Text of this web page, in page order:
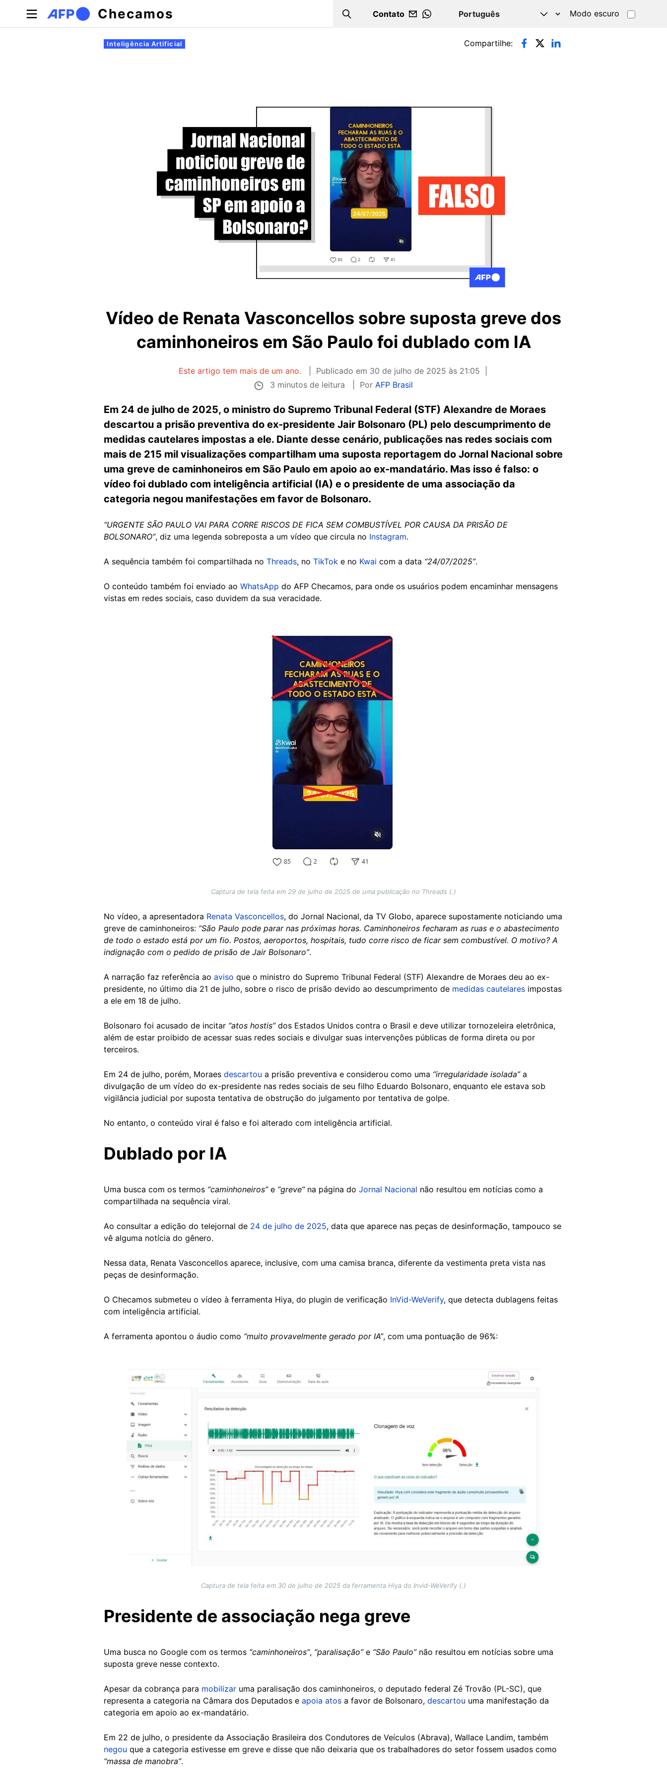
Pular para o conteúdo principal
Checamos Search
Contato
WHATSAPP
Modo escuro
Abas primárias
Inteligência Artificial Compartilhe:
Vídeo de Renata Vasconcellos sobre suposta greve dos
caminhoneiros em São Paulo foi dublado com IA
Este artigo tem mais de um ano. Publicado em 30 de julho de 2025 às 21:05
3 minutos de leitura
Por AFP Brasil
Em 24 de julho de 2025, o ministro do Supremo Tribunal Federal (STF) Alexandre de Moraes
descartou a prisão preventiva do ex-presidente Jair Bolsonaro (PL) pelo descumprimento de
medidas cautelares impostas a ele. Diante desse cenário, publicações nas redes sociais com
mais de 215 mil visualizações compartilham uma suposta reportagem do Jornal Nacional sobre
uma greve de caminhoneiros em São Paulo em apoio ao ex-mandatário. Mas isso é falso: o
vídeo foi dublado com inteligência artificial (IA) e o presidente de uma associação da
categoria negou manifestações em favor de Bolsonaro.
“URGENTE SÃO PAULO VAI PARA CORRE RISCOS DE FICA SEM COMBUSTÍVEL POR CAUSA DA PRISÃO DE
BOLSONARO”, diz uma legenda sobreposta a um vídeo que circula no Instagram.
A sequência também foi compartilhada no Threads, no TikTok e no Kwai com a data “24/07/2025”.
O conteúdo também foi enviado ao WhatsApp do AFP Checamos, para onde os usuários podem encaminhar mensagens
vistas em redes sociais, caso duvidem da sua veracidade.
Captura de tela feita em 29 de julho de 2025 de uma publicação no Threads (.)
No vídeo, a apresentadora Renata Vasconcellos, do Jornal Nacional, da TV Globo, aparece supostamente noticiando uma
greve de caminhoneiros: “São Paulo pode parar nas próximas horas. Caminhoneiros fecharam as ruas e o abastecimento
de todo o estado está por um fio. Postos, aeroportos, hospitais, tudo corre risco de ficar sem combustível. O motivo? A
indignação com o pedido de prisão de Jair Bolsonaro”.
A narração faz referência ao aviso que o ministro do Supremo Tribunal Federal (STF) Alexandre de Moraes deu ao ex-
presidente, no último dia 21 de julho, sobre o risco de prisão devido ao descumprimento de medidas cautelares impostas
a ele em 18 de julho.
Bolsonaro foi acusado de incitar “atos hostis” dos Estados Unidos contra o Brasil e deve utilizar tornozeleira eletrônica,
além de estar proibido de acessar suas redes sociais e divulgar suas intervenções públicas de forma direta ou por
terceiros.
Em 24 de julho, porém, Moraes descartou a prisão preventiva e considerou como uma “irregularidade isolada”a
divulgação de um vídeo do ex-presidente nas redes sociais de seu filho Eduardo Bolsonaro, enquanto ele estava sob
vigilância judicial por suposta tentativa de obstrução do julgamento por tentativa de golpe.
No entanto, o conteúdo viral é falso e foi alterado com inteligência artificial.
Dublado por IA
Uma busca com os termos “caminhoneiros” e “greve”na página do Jornal Nacional não resultou em notícias como a
compartilhada na sequência viral.
Ao consultar a edição do telejornal de 24 de julho de 2025, data que aparece nas peças de desinformação, tampouco se
vê alguma notícia do gênero.
Nessa data, Renata Vasconcellos aparece, inclusive, com uma camisa branca, diferente da vestimenta preta vista nas
peças de desinformação.
O Checamos submeteu o vídeo à ferramenta Hiya, do plugin de verificação InVid-WeVerify, que detecta dublagens feitas
com inteligência artificial.
A ferramenta apontou o áudio como “muito provavelmente gerado por IA”, com uma pontuação de 96%:
Captura de tela feita em 30 de julho de 2025 da ferramenta Hiya do Invid-WeVerify (.)
Presidente de associação nega greve
Uma busca no Google com os termos “caminhoneiros”, “paralisação” e “São Paulo”não resultou em notícias sobre uma
suposta greve nesse contexto.
Apesar da cobrança para mobilizar uma paralisação dos caminhoneiros, o deputado federal Zé Trovão (PL-SC), que
representa a categoria na Câmara dos Deputados e apoia atos a favor de Bolsonaro, descartou uma manifestação da
categoria em apoio ao ex-mandatário.
Em 22 de julho, o presidente da Associação Brasileira dos Condutores de Veículos (Abrava), Wallace Landim, também
negou que a categoria estivesse em greve e disse que não deixaria que os trabalhadores do setor fossem usados como
“massa de manobra”.